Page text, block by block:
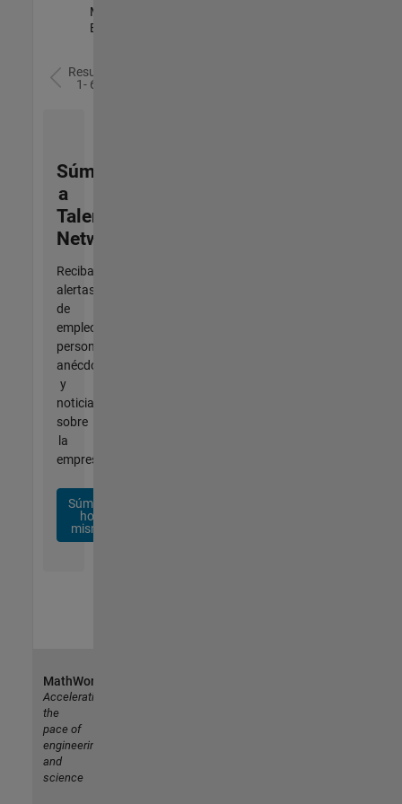
Management |
Experimentado
Resultados
1- 6 de
Súmese
a
Talent
Network
Reciba
alertas
de
empleo
personalizadas,
anécdotas
y
noticias
sobre
la
empresa.
Súmese
hoy
mismo
MathWorks
Accelerating
the
pace of
engineering
and
science